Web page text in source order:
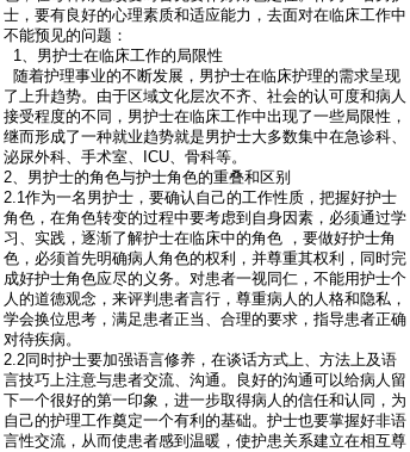
士，要有良好的心理素质和适应能力，去面对在临床工作中
不能预见的问题：
1、男护士在临床工作的局限性
随着护理事业的不断发展，男护士在临床护理的需求呈现
了上升趋势。由于区域文化层次不齐、社会的认可度和病人
接受程度的不同，男护士在临床工作中出现了一些局限性，
继而形成了一种就业趋势就是男护士大多数集中在急诊科、
泌尿外科、手术室、ICU、骨科等。
2、男护士的角色与护士角色的重叠和区别
2.1作为一名男护士，要确认自己的工作性质，把握好护士
角色，在角色转变的过程中要考虑到自身因素，必须通过学
习、实践，逐渐了解护士在临床中的角色 ，要做好护士角
色，必须首先明确病人角色的权利，并尊重其权利，同时完
成好护士角色应尽的义务。对患者一视同仁，不能用护士个
人的道德观念，来评判患者言行，尊重病人的人格和隐私，
学会换位思考，满足患者正当、合理的要求，指导患者正确
对待疾病。
2.2同时护士要加强语言修养，在谈话方式上、方法上及语
言技巧上注意与患者交流、沟通。良好的沟通可以给病人留
下一个很好的第一印象，进一步取得病人的信任和认同，为
自己的护理工作奠定一个有利的基础。护士也要掌握好非语
言性交流，从而使患者感到温暖，使护患关系建立在相互尊